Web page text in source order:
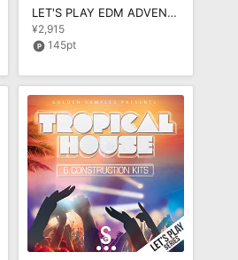
product includes five
fantastic Cons
LET'S PLAY EDM ADVENTURE VOL 1
¥2,915
145pt